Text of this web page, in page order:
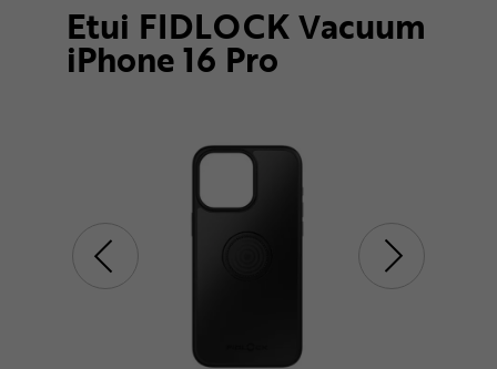
Stopka
Kaski
Buty
Nowości
Superoferta
Etui FIDLOCK Vacuum
iPhone 16 Pro